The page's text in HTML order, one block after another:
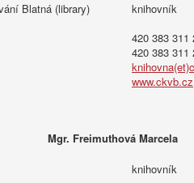
Blatná (library)
knihovník
420 383 311
420 383 311
www.ckvb.cz
Mgr. Freimuthová Marcela
knihovník